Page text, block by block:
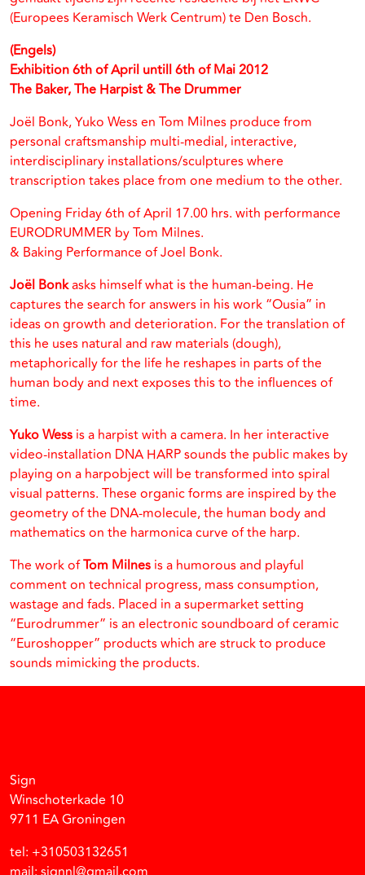
(Europees Keramisch Werk Centrum) te Den Bosch.
(Engels)
Exhibition 6th of April untill 6th of Mai 2012
The Baker, The Harpist & The Drummer
Joël Bonk, Yuko Wess en Tom Milnes produce from
personal craftsmanship multi-medial, interactive,
interdisciplinary installations/sculptures where
transcription takes place from one medium to the other.
Opening Friday 6th of April 17.00 hrs. with performance
EURODRUMMER by Tom Milnes.
& Baking Performance of Joel Bonk.
Joël Bonkasks himself what is the human-being. He
captures the search for answers in his work “Ousia” in
ideas on growth and deterioration. For the translation of
this he uses natural and raw materials (dough),
metaphorically for the life he reshapes in parts of the
human body and next exposes this to the influences of
time.
Yuko Wess is a harpist with a camera. In her interactive
video-installation DNA HARP sounds the public makes by
playing on a harpobject will be transformed into spiral
visual patterns. These organic forms are inspired by the
geometry of the DNA-molecule, the human body and
mathematics on the harmonica curve of the harp.
The work ofTom Milnes is a humorous and playful
comment on technical progress, mass consumption,
wastage and fads. Placed in a supermarket setting
“Eurodrummer” is an electronic soundboard of ceramic
“Euroshopper” products which are struck to produce
sounds mimicking the products.
Sign
Winschoterkade 10
9711 EA Groningen
tel: +310503132651